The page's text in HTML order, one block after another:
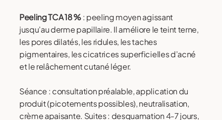
Peeling TCA 18 %: peeling moyen agissant
jusqu’au derme papillaire. Il améliore le teint terne,
les pores dilatés, les ridules, les taches
pigmentaires, les cicatrices superficielles d’acné
et le relâchement cutané léger.
Séance : consultation préalable, application du
produit (picotements possibles), neutralisation,
crème apaisante. Suites : desquamation 4-7 jours,